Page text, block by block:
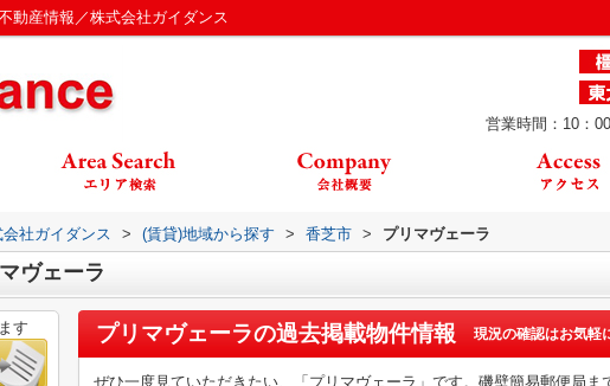
動産情報／株式会社ガイダンス
営業時間：10：
社ガイダンス > (賃貸)地域から探す > 香芝市 > プリマヴェーラ
ヴェーラ
プリマヴェーラの過去掲載物件情報 現況の確認はお気軽
ぜひ一度見ていただきたい、「プリマヴェーラ」です。磯壁簡易郵便局
す